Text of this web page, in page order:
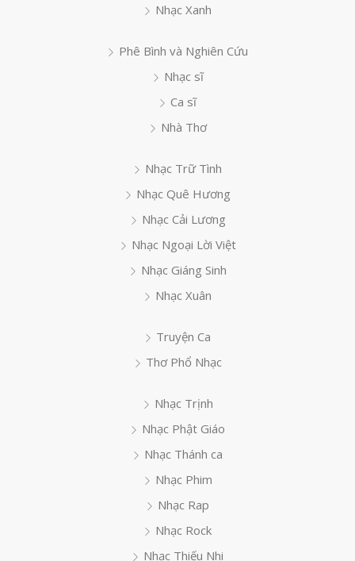
Nhạc Xanh
Phê Bình và Nghiên Cứu
Nhạc sĩ
Ca sĩ
Nhà Thơ
Nhạc Trữ Tình
Nhạc Quê Hương
Nhạc Cải Lương
Nhạc Ngoại Lời Việt
Nhạc Giáng Sinh
Nhạc Xuân
Truyện Ca
Thơ Phổ Nhạc
Nhạc Trịnh
Nhạc Phật Giáo
Nhạc Thánh ca
Nhạc Phim
Nhạc Rap
Nhạc Rock
Nhạc Thiếu Nhi